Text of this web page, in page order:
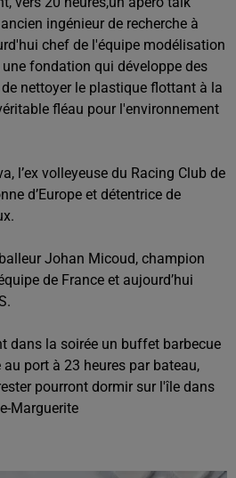
ingénieur de recherche à
chef de l'équipe modélisation
une fondation qui développe des
nettoyer le plastique flottant à la
fléau pour l'environnement
l’ex volleyeuse du Racing Club de
d’Europe et détentrice de
Johan Micoud, champion
de France et aujourd’hui
dans la soirée un buffet barbecue
au port à 23 heures par bateau,
pourront dormir sur l'île dans
Marguerite